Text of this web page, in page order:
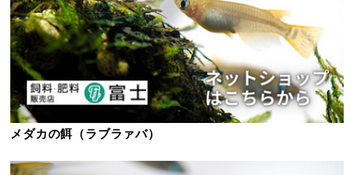
メダカの餌（ラブラァバ）